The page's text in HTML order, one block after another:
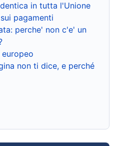
in tutta l'Unione
pagamenti
perche' non c'e' un
non ti dice, e perché